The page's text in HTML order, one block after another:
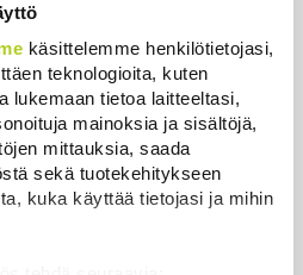
käsittelemme henkilötietojasi,
teknologioita, kuten
lukemaan tietoa laitteeltasi,
mainoksia ja sisältöjä,
mittauksia, saada
sekä tuotekehitykseen
kuka käyttää tietojasi ja mihin
sattumalta
mikä
todellinen
siitä